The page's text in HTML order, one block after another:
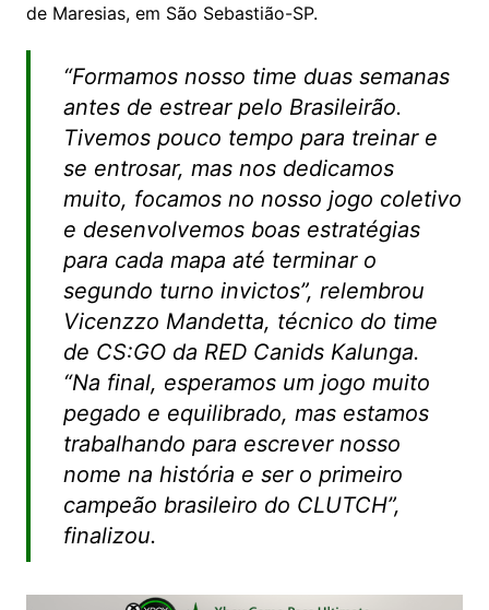
de Maresias, em São Sebastião-SP.
“Formamos nosso time duas semanas
antes de estrear pelo Brasileirão.
Tivemos pouco tempo para treinar e
se entrosar, mas nos dedicamos
muito, focamos no nosso jogo coletivo
e desenvolvemos boas estratégias
para cada mapa até terminar o
segundo turno invictos”, relembrou
Vicenzzo Mandetta, técnico do time
de CS:GO da RED Canids Kalunga.
“Na final, esperamos um jogo muito
pegado e equilibrado, mas estamos
trabalhando para escrever nosso
nome na história e ser o primeiro
campeão brasileiro do CLUTCH”,
finalizou.